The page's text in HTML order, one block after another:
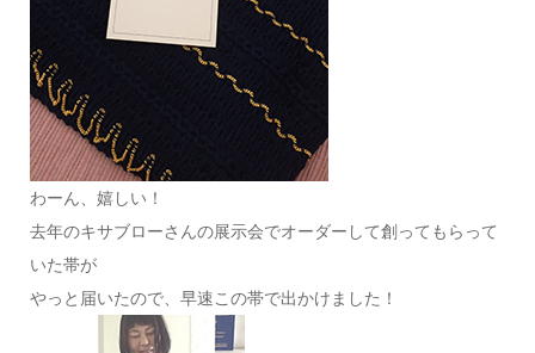
わーん、嬉しい！
去年のキサブローさんの展示会でオーダーして創ってもらって
いた帯が
やっと届いたので、早速この帯で出かけました！